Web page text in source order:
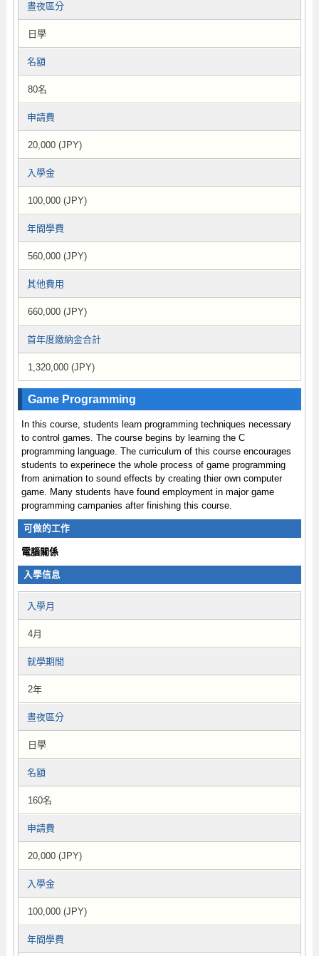
晝夜區分
日學
名額
80名
申請費
20,000 (JPY)
入學金
100,000 (JPY)
年間學費
560,000 (JPY)
其他費用
660,000 (JPY)
首年度繳納金合計
1,320,000 (JPY)
Game Programming
In this course, students learn programming techniques necessary
to control games. The course begins by learning the C
programming language. The curriculum of this course encourages
students to experinece the whole process of game programming
from animation to sound effects by creating thier own computer
game. Many students have found employment in major game
programming campanies after finishing this course.
可做的工作
電腦關係
入學信息
入學月
4月
就學期間
2年
晝夜區分
日學
名額
160名
申請費
20,000 (JPY)
入學金
100,000 (JPY)
年間學費